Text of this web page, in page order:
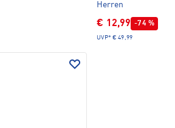
Herren
€ 12,99 -74 %
UVP* € 49,99